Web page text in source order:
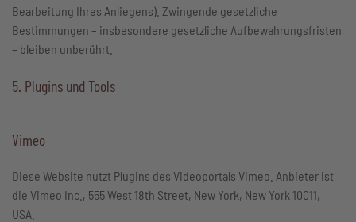
Bearbeitung Ihres Anliegens). Zwingende gesetzliche
Bestimmungen – insbesondere gesetzliche Aufbewahrungsfristen
– bleiben unberührt.
5. Plugins und Tools
Vimeo
Diese Website nutzt Plugins des Videoportals Vimeo. Anbieter ist
die Vimeo Inc., 555 West 18th Street, New York, New York 10011,
USA.